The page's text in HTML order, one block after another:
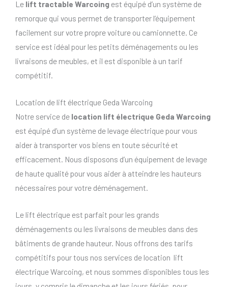
Le lift tractable Warcoing est équipé d’un système de
remorque qui vous permet de transporter l’équipement
facilement sur votre propre voiture ou camionnette. Ce
service est idéal pour les petits déménagements ou les
livraisons de meubles, et il est disponible à un tarif
compétitif.
Location de lift électrique Geda Warcoing
Notre service de location lift électrique Geda Warcoing
est équipé d’un système de levage électrique pour vous
aider à transporter vos biens en toute sécurité et
efficacement. Nous disposons d’un équipement de levage
de haute qualité pour vous aider à atteindre les hauteurs
nécessaires pour votre déménagement.
Le lift électrique est parfait pour les grands
déménagements ou les livraisons de meubles dans des
bâtiments de grande hauteur. Nous offrons des tarifs
compétitifs pour tous nos services de location lift
électrique Warcoing, et nous sommes disponibles tous les